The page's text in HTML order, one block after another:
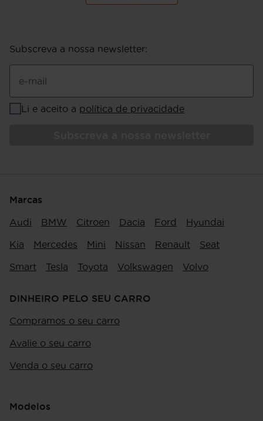
Subscreva a nossa newsletter:
e-mail
Li e aceito a política de privacidade
Marcas
Audi BMW Citroen Dacia Ford Hyundai
Kia Mercedes Mini Nissan Renault Seat
Smart Tesla Toyota Volkswagen Volvo
DINHEIRO PELO SEU CARRO
Compramos o seu carro
Avalie o seu carro
Venda o seu carro
Modelos